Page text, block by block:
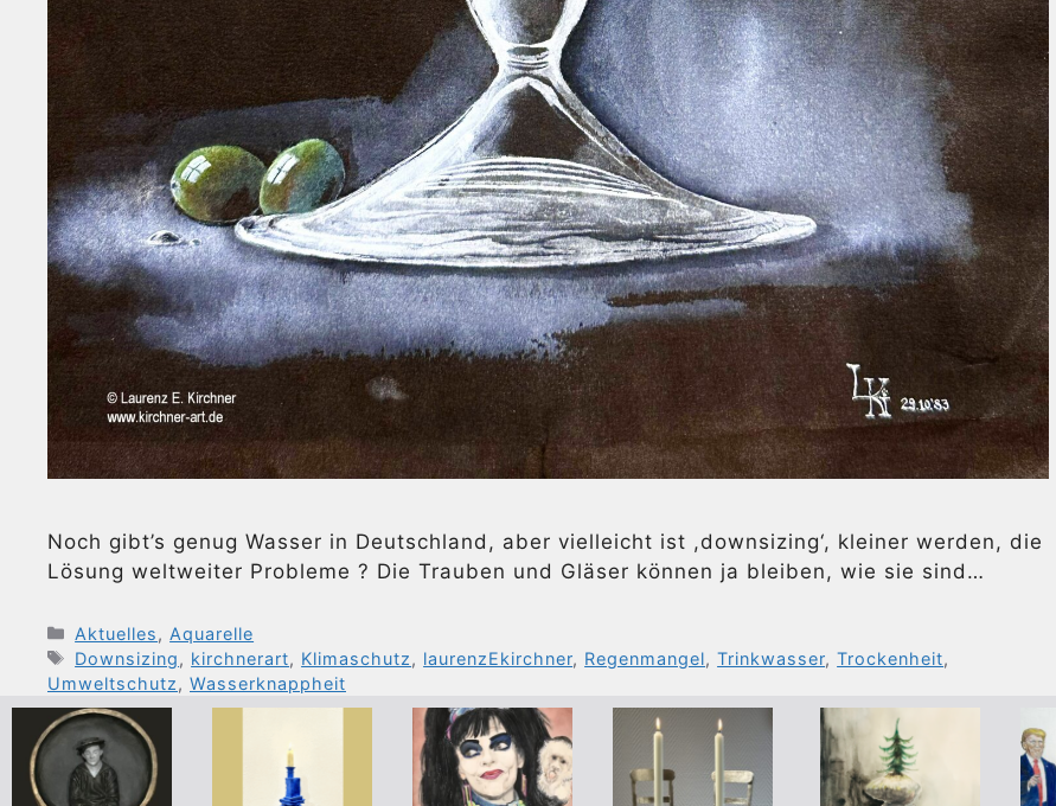
Noch gibt’s genug Wasser in Deutschland, aber vielleicht ist ,downsizing‘, kleiner werden, die
Lösung weltweiter Probleme ? Die Trauben und Gläser können ja bleiben, wie sie sind…
Kategorien
Aktuelles, Aquarelle
Schlagwörter
Downsizing, kirchnerart, Klimaschutz, laurenzEkirchner, Regenmangel,Trinkwasser,Trockenheit,
Umweltschutz, Wasserknappheit